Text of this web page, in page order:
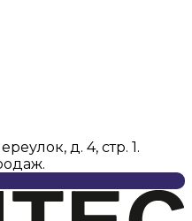
д. 4, стр. 1.